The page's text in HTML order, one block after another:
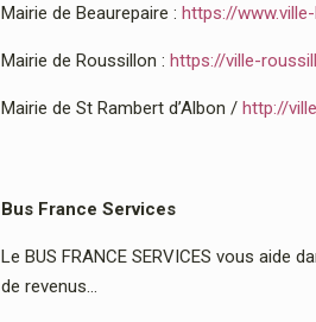
Mairie de Beaurepaire : https://
Mairie de Roussillon : https://ville-
Mairie de St Rambert d’Albon / http://
Bus France Services
Le BUS FRANCE SERVICES vous aide
de revenus…